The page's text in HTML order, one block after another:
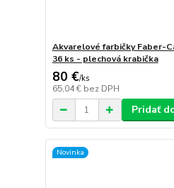
Akvarelové farbičky Faber-
36 ks - plechová krabička
80 €/ks
65,04 € bez DPH
Pridať
Novinka